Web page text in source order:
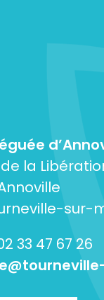
de la
sur-
33 47 67 26